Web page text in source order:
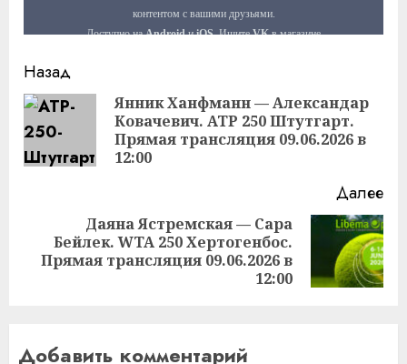
Продолжить
чтение
Назад
Янник Ханфманн — Александар
Ковачевич. ATP 250 Штутгарт.
Прямая трансляция 09.06.2026 в
12:00
Далее
Следующая
запись:
Даяна Ястремская — Сара
Бейлек. WTA 250 Хертогенбос.
Прямая трансляция 09.06.2026 в
12:00
Добавить комментарий